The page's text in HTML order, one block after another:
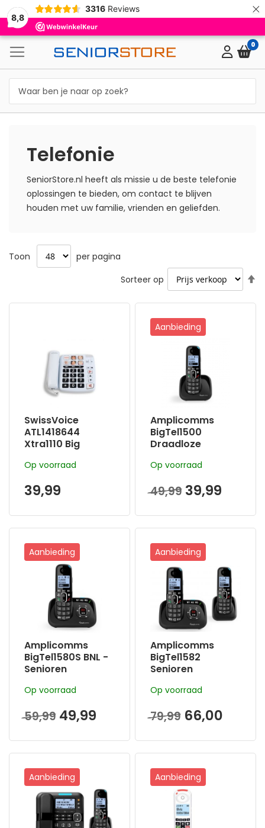
8,8
3316 Reviews ×
0
Telefonie
SeniorStore.nl heeft als missie u de beste telefonie
oplossingen te bieden, om contact te blijven
houden met uw familie, vrienden en geliefden.
Toon
per pagina
Sorteer op
SwissVoice
ATL1418644
Xtra1110 Big
telefoon voor de
Op voorraad
39,99
Aanbieding
Amplicomms
BigTel1500
Draadloze
voor het vaste
luide oproeptonen
bellers blokkeren
Op voorraad
49,99 39,99
Aanbieding
Amplicomms
BigTel1580S BNL -
Senioren
huistelefoon -
Slechthorenden
Met
antwoordappara
Op voorraad
59,99 49,99
Aanbieding
Amplicomms
BigTel1582
Senioren
huistelefoon voor
Extra handset |
at | Luide
oproeptonen |
bellers blokkeren |
3 directe
geheugen toetsen
| Handsfree |
Grote toetsen |
Op voorraad
79,99 66,00
Aanbieding Aanbieding